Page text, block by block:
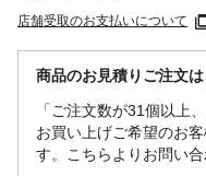
店舗受取のお支払いについて
商品のお見積りご注文
「ご注文数が31個以上
お買い上げご希望のお
す。こちらよりお問い合